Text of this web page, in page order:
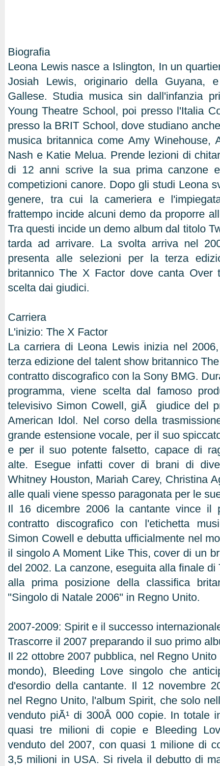
Biografia
Leona Lewis nasce a Islington, In un
Josiah Lewis, originario della Guyana,
Gallese. Studia musica sin dall'infanzia
Young Theatre School, poi presso l'Italia
presso la BRIT School, dove studiano
musica britannica come Amy Winehouse,
Nash e Katie Melua. Prende lezioni di
di 12 anni scrive la sua prima canzone
competizioni canore. Dopo gli studi Leona
genere, tra cui la cameriera e
frattempo incide alcuni demo da proporre
Tra questi incide un demo album dal titolo
tarda ad arrivare. La svolta arriva nel
presenta alle selezioni per la terza
britannico The X Factor dove canta Over
scelta dai giudici.
Carriera
L'inizio: The X Factor
La carriera di Leona Lewis inizia nel
terza edizione del talent show britannico
contratto discografico con la Sony BMG.
programma, viene scelta dal famoso
televisivo Simon Cowell, giÃ giudice del
American Idol. Nel corso della
grande estensione vocale, per il suo
e per il suo potente falsetto, capace di
alte. Esegue infatti cover di brani di
Whitney Houston, Mariah Carey, Christina
alle quali viene spesso paragonata per le
Il 16 dicembre 2006 la cantante vince il
contratto discografico con l'etichetta
Simon Cowell e debutta ufficialmente nel
il singolo A Moment Like This, cover di un
del 2002. La canzone, eseguita alla finale di
alla prima posizione della classifica
"Singolo di Natale 2006" in Regno Unito.
2007-2009: Spirit e il successo
Trascorre il 2007 preparando il suo primo
Il 22 ottobre 2007 pubblica, nel Regno
mondo), Bleeding Love singolo che
d'esordio della cantante. Il 12 novembre
nel Regno Unito, l'album Spirit, che solo
venduto piÃ¹ di 300Â 000 copie. In totale
quasi tre milioni di copie e Bleeding
venduto del 2007, con quasi 1 milione di
3,5 milioni in USA. Si rivela il debutto di